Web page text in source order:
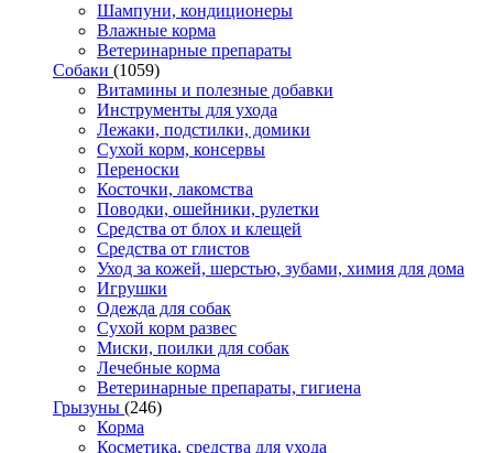
Шампуни, кондиционеры
Влажные корма
Ветеринарные препараты
Собаки (1059)
Витамины и полезные добавки
Инструменты для ухода
Лежаки, подстилки, домики
Сухой корм, консервы
Переноски
Косточки, лакомства
Поводки, ошейники, рулетки
Средства от блох и клещей
Средства от глистов
Уход за кожей, шерстью, зубами, химия для дома
Игрушки
Одежда для собак
Сухой корм развес
Миски, поилки для собак
Лечебные корма
Ветеринарные препараты, гигиена
Грызуны (246)
Корма
Косметика, средства для ухода